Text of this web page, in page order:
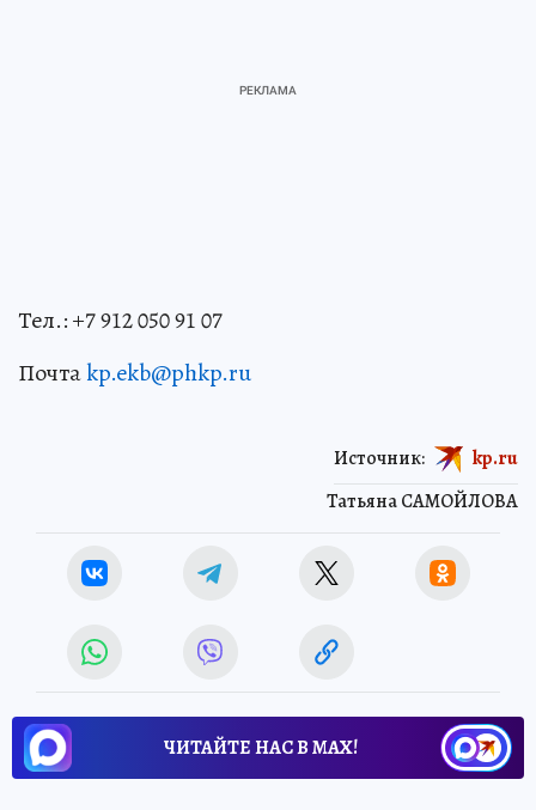
Тел.: +7 912 050 91 07
Почтаkp.ekb@phkp.ru
Татьяна САМОЙЛОВА
Источник: kp.ru
ЧИТАЙТЕ НАС В МАХ!